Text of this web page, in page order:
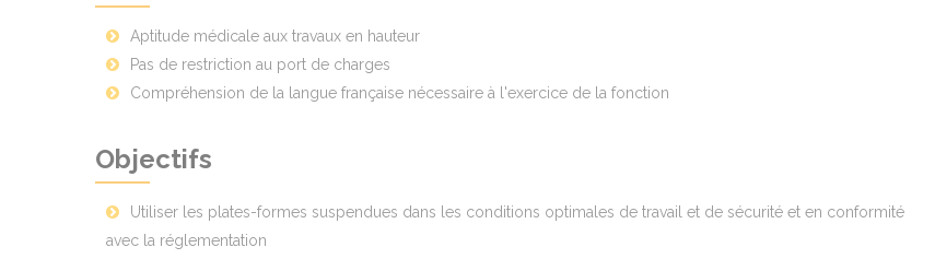
Aptitude médicale aux travaux en hauteur
Pas de restriction au port de charges
Compréhension de la langue française nécessaire à l'exercice de la fonction
Objectifs
Utiliser les plates-formes suspendues dans les conditions optimales de travail et de sécurité et en conformité
avec la réglementation